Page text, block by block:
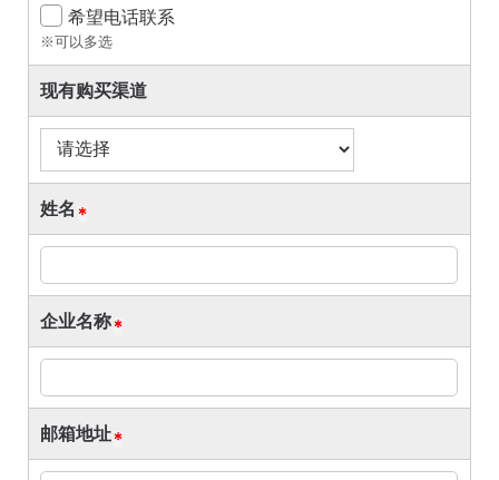
希望电话联系
※可以多选
现有购买渠道
姓名
企业名称
邮箱地址